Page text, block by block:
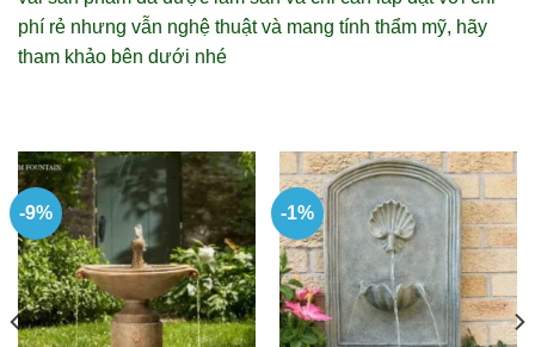
phí rẻ nhưng vẫn nghệ thuật và mang tính thẩm mỹ, hãy
tham khảo bên dưới nhé
-9% -1%